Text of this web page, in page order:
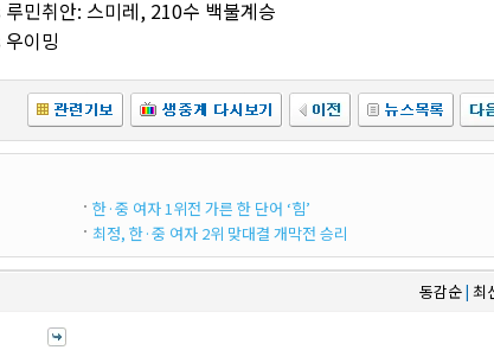
민취안: 스미레, 210수 백불계승
이밍
한·중 여자 1위전 가른 한 단어 ‘힘’
최정, 한·중 여자 2위 맞대결 개막전 승리
동감순| 최